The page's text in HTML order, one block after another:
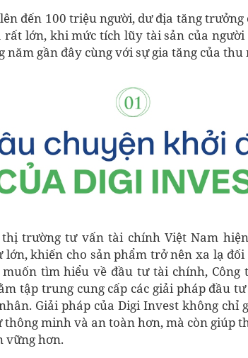
đến 100 triệu người, dư địa tăng
rất lớn, khi mức tích lũy tài sản của
gần đây cùng với sự gia tăng của thu
trường tư vấn tài chính Việt Nam
lớn, khiến cho sản phẩm trở nên xa lạ
tìm hiểu về đầu tư tài chính, Công
tập trung cung cấp các giải pháp đầu
Giải pháp của Digi Invest không chỉ
thông minh và an toàn hơn, mà còn giúp
vững hơn.